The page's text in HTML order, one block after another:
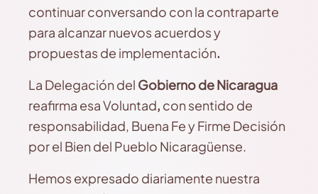
continuar conversando con la contraparte
para alcanzar nuevos acuerdos y
propuestas de implementación.
La Delegación del Gobierno de Nicaragua
reafirma esa Voluntad, con sentido de
responsabilidad, Buena Fe y Firme Decisión
por el Bien del Pueblo Nicaragüense.
Hemos expresado diariamente nuestra